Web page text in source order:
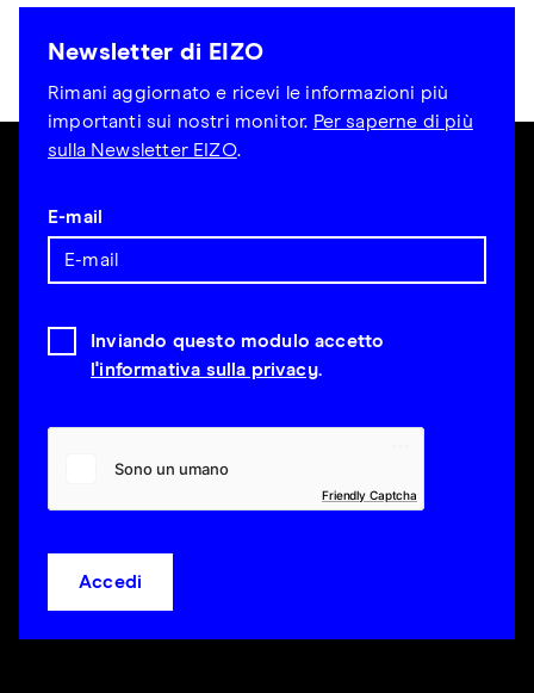
Newsletter di EIZO
Rimani aggiornato e ricevi le informazioni più
importanti sui nostri monitor. Per saperne di più
sulla Newsletter EIZO.
E-mail
Inviando questo modulo accetto
l'informativa sulla privacy.
Friendly Captcha
Accedi